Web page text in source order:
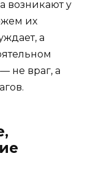
возникают у
их
а
не враг, а